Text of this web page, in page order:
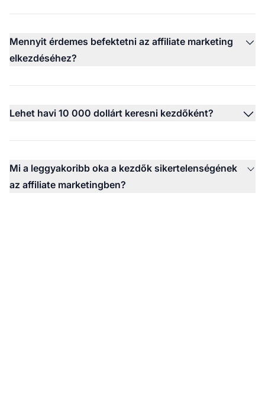
Mennyit érdemes befektetni az affiliate marketing
elkezdéséhez?
Lehet havi 10 000 dollárt keresni kezdőként?
Mi a leggyakoribb oka a kezdők sikertelenségének
az affiliate marketingben?